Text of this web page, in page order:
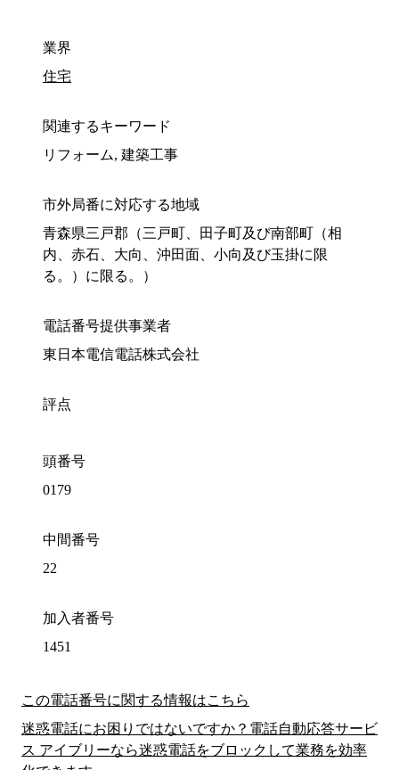
業界
住宅
関連するキーワード
リフォーム, 建築工事
市外局番に対応する地域
青森県三戸郡（三戸町、田子町及び南部町（相
内、赤石、大向、沖田面、小向及び玉掛に限
る。）に限る。）
電話番号提供事業者
東日本電信電話株式会社
評点
頭番号
0179
中間番号
22
加入者番号
1451
この電話番号に関する情報はこちら
迷惑電話にお困りではないですか？電話自動応答サービ
ス アイブリーなら迷惑電話をブロックして業務を効率